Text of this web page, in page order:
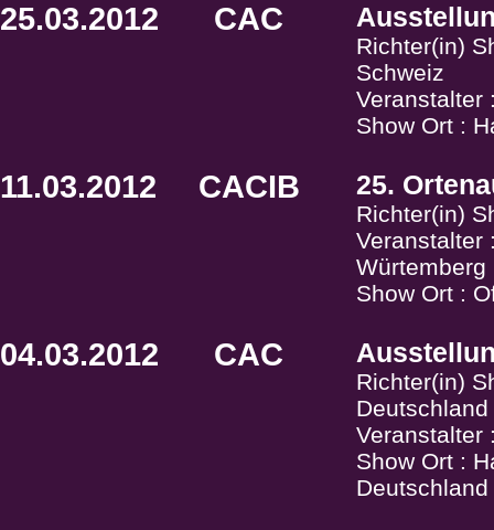
25.03.2012 CAC
Richter(in)
Schweiz
Veranstalter
Show Ort :
11.03.2012 CACIB 25.
Richter(in)
Veranstalter
Würtemberg
Show Ort :
04.03.2012 CAC
Richter(in)
Deutschland
Veranstalter
Show Ort :
Deutschland